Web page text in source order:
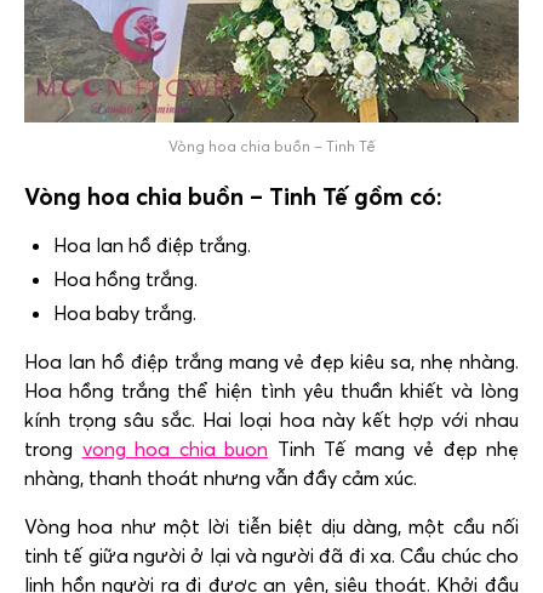
Vòng hoa chia buồn – Tinh Tế
Vòng hoa chia buồn – Tinh Tế gồm có:
Hoa lan hồ điệp trắng.
Hoa hồng trắng.
Hoa baby trắng.
Hoa lan hồ điệp trắng mang vẻ đẹp kiêu sa, nhẹ nhàng.
Hoa hồng trắng thể hiện tình yêu thuần khiết và lòng
kính trọng sâu sắc. Hai loại hoa này kết hợp với nhau
trong vong hoa chia buon Tinh Tế mang vẻ đẹp nhẹ
nhàng, thanh thoát nhưng vẫn đầy cảm xúc.
Vòng hoa như một lời tiễn biệt dịu dàng, một cầu nối
tinh tế giữa người ở lại và người đã đi xa. Cầu chúc cho
linh hồn người ra đi được an yên, siêu thoát. Khởi đầu